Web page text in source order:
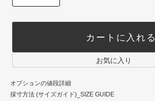
カートに入れる
お気に入り
オプションの値段詳細
採寸方法 (サイズガイド)_SIZE GUIDE